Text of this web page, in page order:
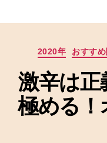
2020年 おすす
激辛は正
極める！